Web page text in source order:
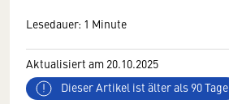
Lesedauer: 1 Minute
Aktualisiert am 20.10.2025
Dieser Artikel ist älter als 90 Tage